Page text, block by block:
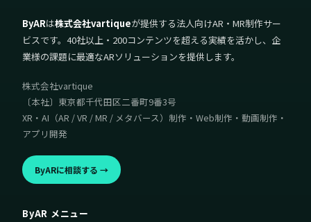
ByARは株式会社vartiqueが提供する法人向けAR・MR制作サー
ビスです。40社以上・200コンテンツを超える実績を活かし、企
業様の課題に最適なARソリューションを提供します。
株式会社vartique
〔本社〕東京都千代田区二番町9番3号
XR・AI（AR / VR / MR / メタバース）制作・Web制作・動画制作・
アプリ開発
ByARに相談する →
ByAR メニュー